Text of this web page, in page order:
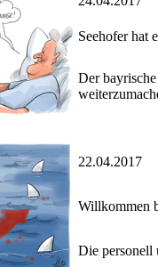
Seehofer hat
Der
22.04.2017
Willkommen
Die personell